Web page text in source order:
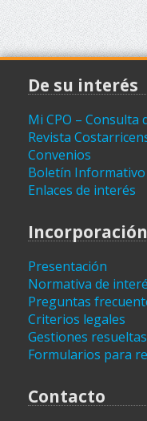
De su interés
Mi CPO – Consulta
Revista
Convenios
Boletín
Enlaces de interés
Incorporación
Presentación
Normativa de
Preguntas
Criterios legales
Gestiones resueltas
Formularios para
Contacto